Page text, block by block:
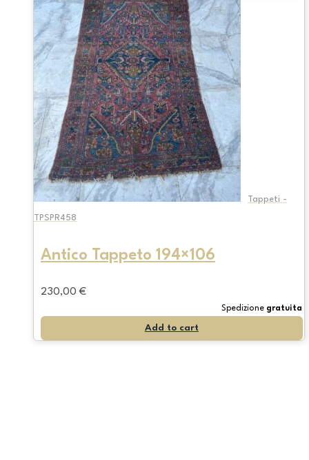
Tappeti -
TPSPR458
Antico Tappeto 194×106
230,00 €
Spedizione gratuita
Add to cart